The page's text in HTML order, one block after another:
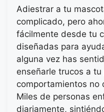
Adiestrar a tu
complicado, pero
fácilmente desde tu
diseñadas para
alguna vez has
enseñarle trucos a
comportamientos no
Miles de personas
diariamente,